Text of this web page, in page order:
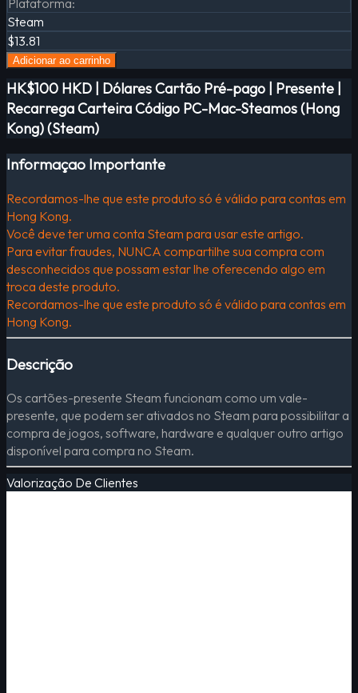
Plataforma:
Steam
$13.81
Adicionar ao carrinho
HK$100 HKD | Dólares Cartão Pré-pago | Presente |
Recarrega Carteira Código PC-Mac-Steamos (Hong
Kong) (Steam)
Informaçao Importante
Recordamos-lhe que este produto só é válido para contas em
Hong Kong.
Você deve ter uma conta Steam para usar este artigo.
Para evitar fraudes, NUNCA compartilhe sua compra com
desconhecidos que possam estar lhe oferecendo algo em
troca deste produto.
Recordamos-lhe que este produto só é válido para contas em
Hong Kong.
Descrição
Os cartões-presente Steam funcionam como um vale-
presente, que podem ser ativados no Steam para possibilitar a
compra de jogos, software, hardware e qualquer outro artigo
disponível para compra no Steam.
Valorização De Clientes